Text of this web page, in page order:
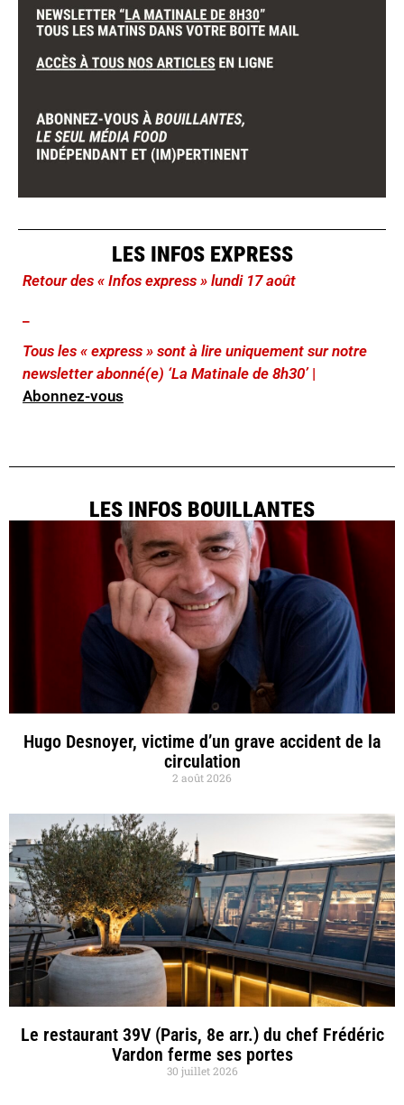
LES INFOS EXPRESS
Retour des « Infos express » lundi 17 août
Tous les « express » sont à lire uniquement sur notre
newsletter abonné(e) ‘La Matinale de 8h30’ |
Abonnez-vous
LES INFOS BOUILLANTES
Hugo Desnoyer, victime d’un grave accident de la
circulation
2 août 2026
Le restaurant 39V (Paris, 8e arr.) du chef Frédéric
Vardon ferme ses portes
30 juillet 2026